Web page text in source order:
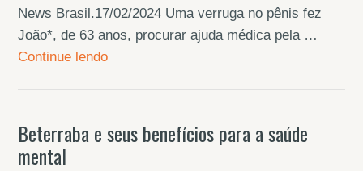
News Brasil.17/02/2024 Uma verruga no pênis fez
João*, de 63 anos, procurar ajuda médica pela …
Continue lendo
Beterraba e seus benefícios para a saúde
mental